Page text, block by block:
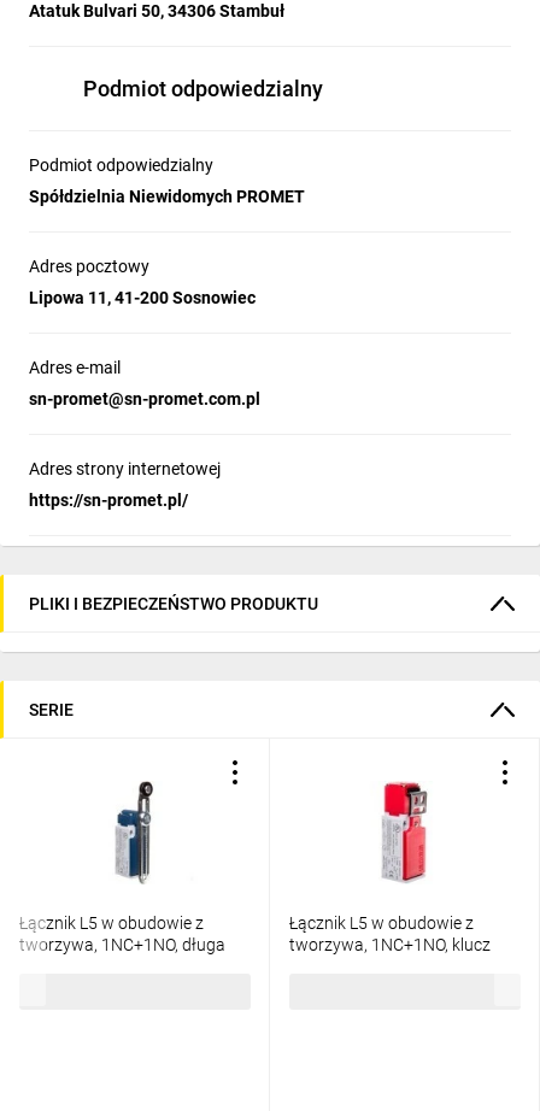
Atatuk Bulvari 50, 34306 Stambuł
Podmiot odpowiedzialny
Podmiot odpowiedzialny
Spółdzielnia Niewidomych PROMET
Adres pocztowy
Lipowa 11, 41-200 Sosnowiec
Adres e-mail
sn-promet@sn-promet.com.pl
Adres strony internetowej
https://sn-promet.pl/
PLIKI I BEZPIECZEŃSTWO PRODUKTU
SERIE
Łącznik L5 w obudowie z
tworzywa, 1NC+1NO, długa
Łącznik L5 w obudowie z
tworzywa, 1NC+1NO, klucz